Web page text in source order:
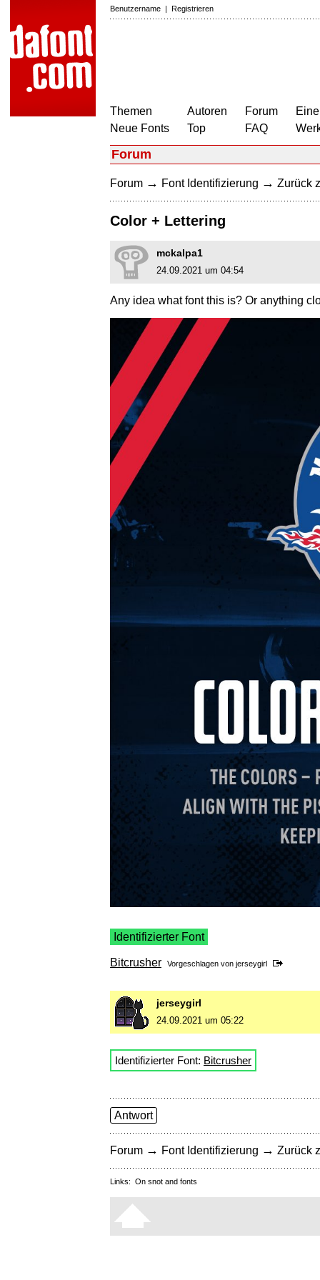
Benutzername | Registrieren
Themen
Neue Fonts
Autoren
Top
Forum
FAQ
Forum
Forum → Font Identifizierung → Zurück
Color + Lettering
mckalpa1
24.09.2021 um 04:54
Any idea what font this is? Or anything
Identifizierter Font
Bitcrusher Vorgeschlagen von jerseygirl
jerseygirl
24.09.2021 um 05:22
Identifizierter Font: Bitcrusher
Antwort
Forum → Font Identifizierung → Zurück
Links: On snot and fonts